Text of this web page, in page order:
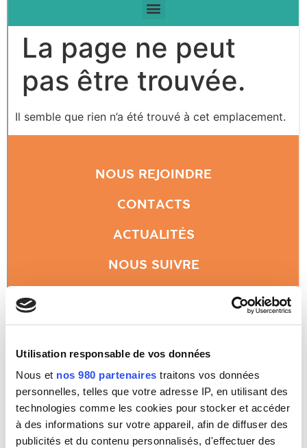
Utilisation responsable de vos données
Nous et nos 980 partenaires traitons vos données
personnelles, telles que votre adresse IP, en utilisant des
technologies comme les cookies pour stocker et accéder
à des informations sur votre appareil, afin de diffuser des
publicités et du contenu personnalisés, d'effectuer des